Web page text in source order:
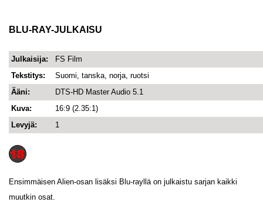
BLU-RAY-JULKAISU
Julkaisija:
FS Film
Tekstitys:
Suomi, tanska, norja, ruotsi
Ääni:
DTS-HD Master Audio 5.1
Kuva:
16:9 (2.35:1)
Levyjä:
1
Ensimmäisen Alien-osan lisäksi Blu-rayllä on julkaistu sarjan kaikki
muutkin osat.